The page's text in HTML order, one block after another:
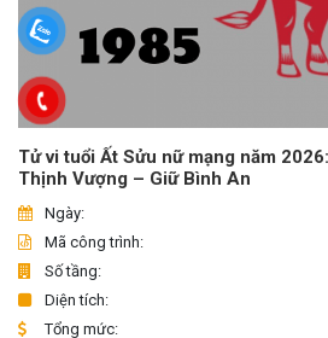
Tử vi tuổi Ất Sửu nữ mạng năm
Thịnh Vượng – Giữ Bình An
Ngày:
Mã công trình:
Số tầng:
Diện tích:
Tổng mức: